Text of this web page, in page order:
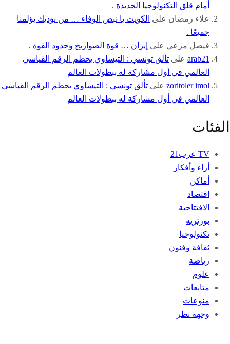
أمام قلق التكنولوجيا الجديدة .
علاء رمضان على الكويت يا نبض الوفاء … من يؤذيك يؤلمنا
جميعًا .
فيصل مرعي على إيران … قوة الصواريخ وحدود القوة .
arab21 على تألق تونسي : التيساوي يحطم الرقم القياسي
العالمي في أول مشاركة له ببطولات العالم
zoritoler imol على تألق تونسي : التيساوي يحطم الرقم القياسي
العالمي في أول مشاركة له ببطولات العالم
الفئات
TV عرب21
أراء وأفكار
أماكن
اقتصاد
الافتتاحية
بورتريه
تكنولوجيا
ثقافة وفنون
رياضة
علوم
متابعات
منوعات
وجهة نظر